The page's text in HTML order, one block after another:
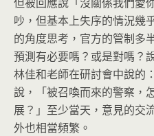
吵，但基本上失序的情況幾
的角度思考，官方的管制多
預測有必要嗎？或是對嗎？
林佳和老師在研討會中說的
說，「被召喚而來的警察，
展？」至少當天，意見的交
外也相當頻繁。